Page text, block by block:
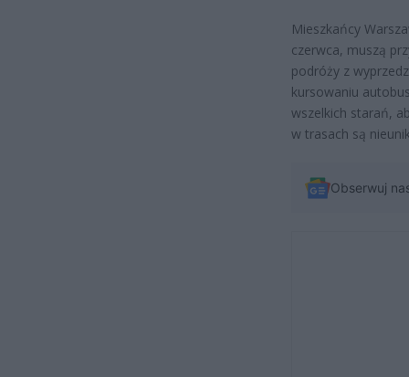
Mieszkańcy
czerwca, muszą
podróży z
kursowaniu
wszelkich starań,
w trasach są
Obserwuj